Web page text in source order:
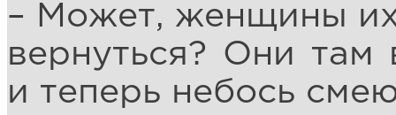
– Может, женщины
вернуться? Они там
и теперь небось